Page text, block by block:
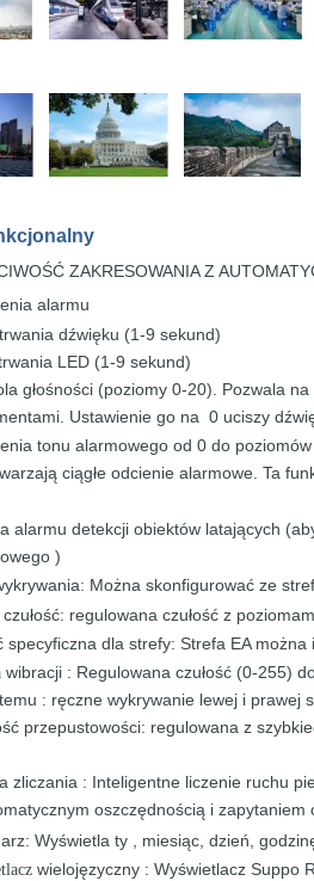
ZAKRESOWANIA Z
alarmu
dźwięku (1-9 sekund)
LED (1-9 sekund)
głośności (poziomy 0-20). Pozwala na
Ustawienie go na 0 uciszy
tonu alarmowego od 0 do poziomów
ciągłe odcienie alarmowe. Ta
alarmu detekcji obiektów latających
)
Można skonfigurować ze
regulowana czułość z
specyficzna dla strefy: Strefa EA można
wibracji : Regulowana czułość (0-255)
: ręczne wykrywanie lewej i prawej
przepustowości: regulowana z
zliczania : Inteligentne liczenie ruchu
oszczędnością i zapytaniem
Wyświetla ty miesiąc, dzień,
wielojęzyczny : Wyświetlacz Suppo